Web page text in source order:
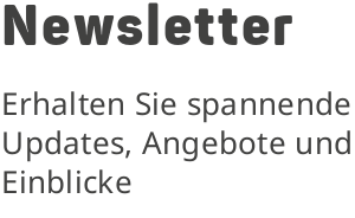
Newsletter
Erhalten Sie spannende
Updates, Angebote und
Einblicke